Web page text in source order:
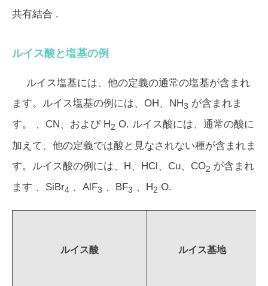
共有結合 .
ルイス酸と塩基の例
ルイス塩基には、他の定義の通常の塩基が含まれ
ます。ルイス塩基の例には、OH、NH3 が含まれま
す。 、CN、および H2 O. ルイス酸には、通常の酸に
加えて、他の定義では酸と見なされない種が含まれま
す。ルイス酸の例には、H、HCl、Cu、CO2 が含まれ
ます 、SiBr4 、AlF3 、BF3 、H2 O.
ルイス酸 ルイス基地